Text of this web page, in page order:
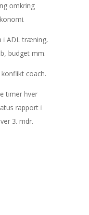
omkring
i ADL træning,
budget mm.
coach.
timer hver
rapport i
3. mdr.